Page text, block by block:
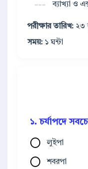
ব্যাখ্যা ও
পরীক্ষার তারিখ: ২৩
সময়: ১ ঘন্টা
১. চর্যাপদে
লুইপা
শবরপা